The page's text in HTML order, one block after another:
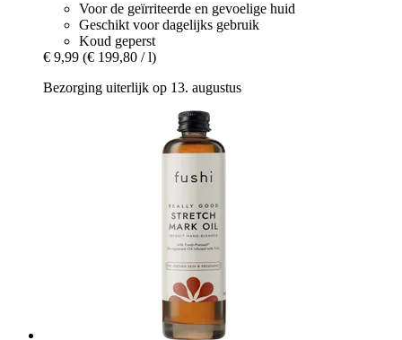
Voor de geïrriteerde en gevoelige huid
Geschikt voor dagelijks gebruik
Koud geperst
€ 9,99 (€ 199,80 / l)
Bezorging uiterlijk op 13. augustus